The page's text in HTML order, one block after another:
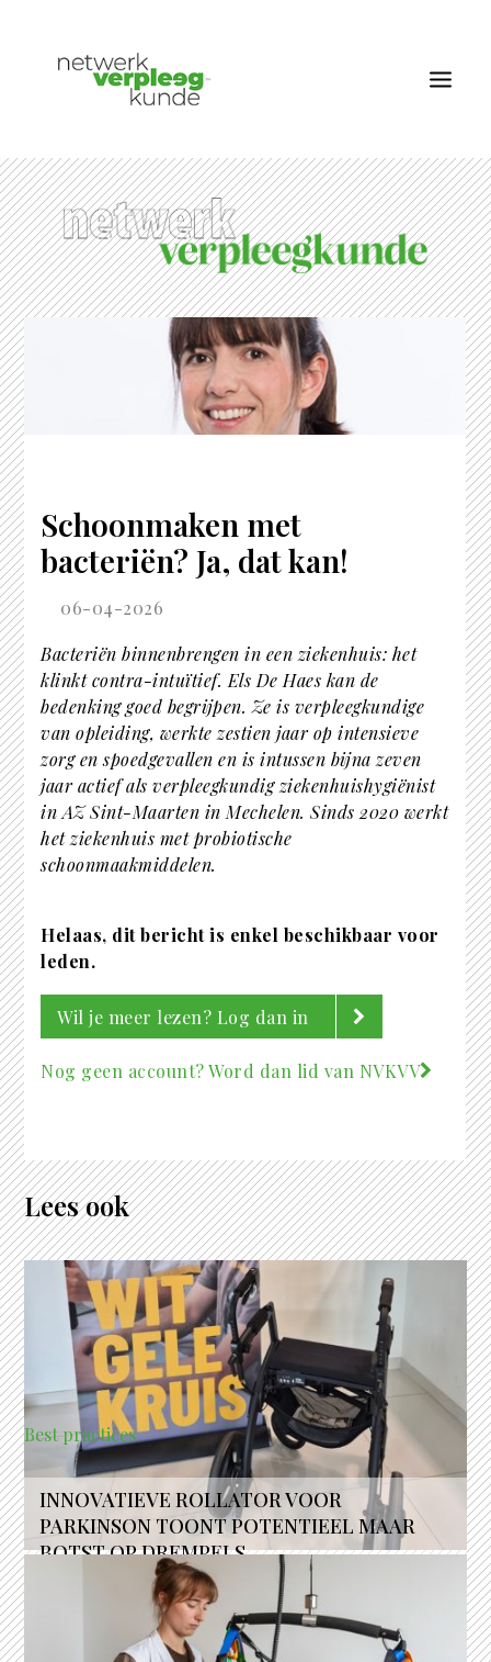
OVER NETWERK VERPLEEGKUNDE
NIEUWS
RUBRIEKEN
EDITIES
Schoonmaken met
bacteriën? Ja, dat kan!
06-04-2026
Bacteriën binnenbrengen in een ziekenhuis: het
klinkt contra-intuïtief. Els De Haes kan de
bedenking goed begrijpen. Ze is verpleegkundige
van opleiding, werkte zestien jaar op intensieve
zorg en spoedgevallen en is intussen bijna zeven
jaar actief als verpleegkundig ziekenhuishygiënist
in AZ Sint-Maarten in Mechelen. Sinds 2020 werkt
het ziekenhuis met probiotische
schoonmaakmiddelen.
Helaas, dit bericht is enkel beschikbaar voor
leden.
Wil je meer lezen? Log dan in
Nog geen account? Word dan lid van NVKVV
Lees ook
Best practices
INNOVATIEVE ROLLATOR VOOR
PARKINSON TOONT POTENTIEEL MAAR
BOTST OP DREMPELS